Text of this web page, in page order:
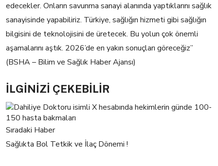
edecekler. Onların savunma sanayi alanında yaptıklarını sağlık
sanayisinde yapabiliriz. Türkiye, sağlığın hizmeti gibi sağlığın
bilgisini de teknolojisini de üretecek. Bu yolun çok önemli
aşamalarını aştık. 2026’de en yakın sonuçları göreceğiz”
(BSHA – Bilim ve Sağlık Haber Ajansı)
İLGİNİZİ ÇEKEBİLİR
Sıradaki Haber
Sağlıkta Bol Tetkik ve İlaç Dönemi !